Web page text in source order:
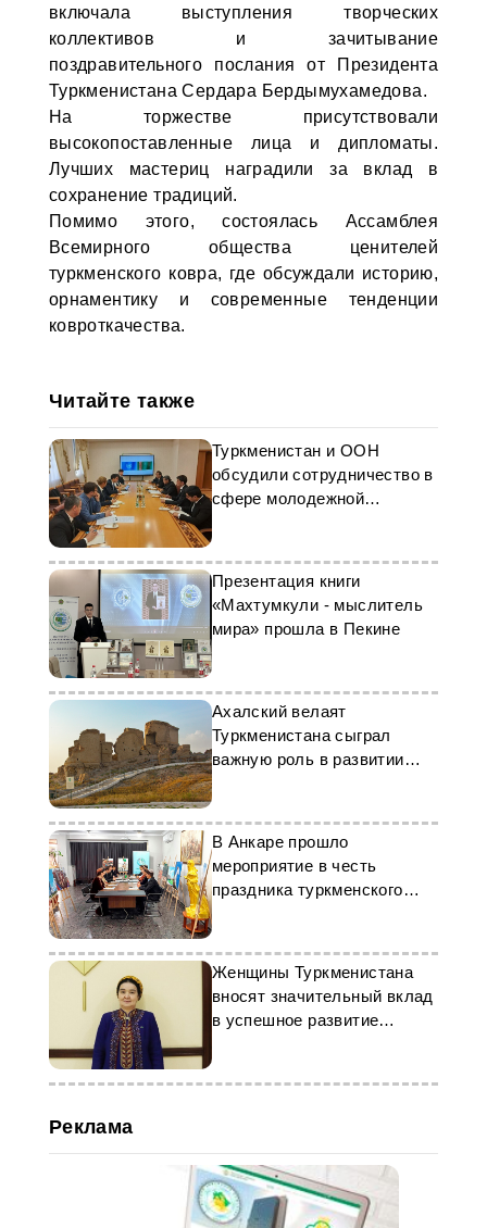
включала выступления творческих
коллективов и зачитывание
поздравительного послания от Президента
Туркменистана Сердара Бердымухамедова.
На торжестве присутствовали
высокопоставленные лица и дипломаты.
Лучших мастериц наградили за вклад в
сохранение традиций.
Помимо этого, состоялась Ассамблея
Всемирного общества ценителей
туркменского ковра, где обсуждали историю,
орнаментику и современные тенденции
ковроткачества.
Читайте также
Туркменистан и ООН
обсудили сотрудничество в
сфере молодежной
Презентация книги
«Махтумкули - мыслитель
мира» прошла в Пекине
Ахалский велаят
Туркменистана сыграл
важную роль в развитии
древней цивилизации
Евразии
В Анкаре прошло
мероприятие в честь
праздника туркменского
скакуна
Женщины Туркменистана
вносят значительный вклад
в успешное развитие
Реклама